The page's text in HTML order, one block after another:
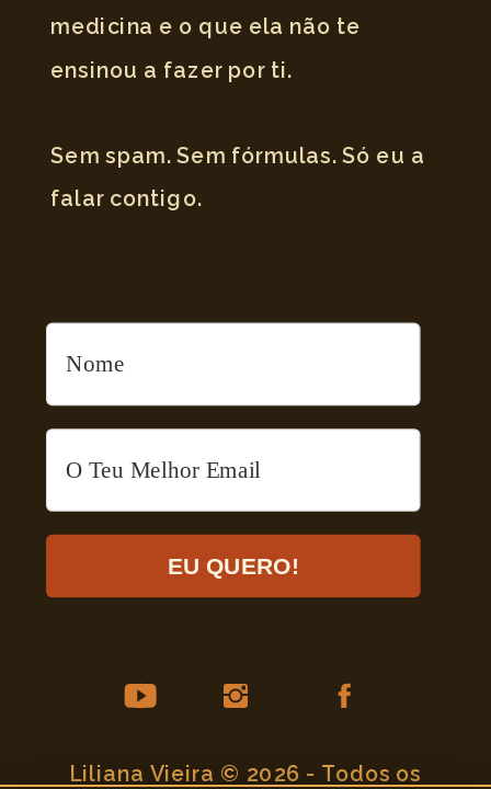
medicina e o que ela não te
ensinou a fazer por ti.
Sem spam. Sem fórmulas. Só eu a
falar contigo.
EU QUERO!
Liliana Vieira © 2026 - Todos os